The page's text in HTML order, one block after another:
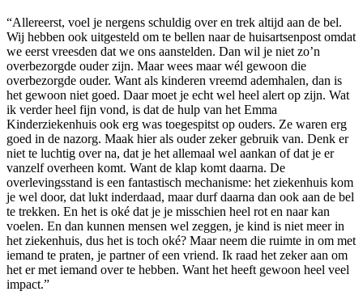
“Allereerst, voel je nergens schuldig over en trek altijd aan de bel.
Wij hebben ook uitgesteld om te bellen naar de huisartsenpost omdat
we eerst vreesden dat we ons aanstelden. Dan wil je niet zo’n
overbezorgde ouder zijn. Maar wees maar wél gewoon die
overbezorgde ouder. Want als kinderen vreemd ademhalen, dan is
het gewoon niet goed. Daar moet je echt wel heel alert op zijn. Wat
ik verder heel fijn vond, is dat de hulp van het Emma
Kinderziekenhuis ook erg was toegespitst op ouders. Ze waren erg
goed in de nazorg. Maak hier als ouder zeker gebruik van. Denk er
niet te luchtig over na, dat je het allemaal wel aankan of dat je er
vanzelf overheen komt. Want de klap komt daarna. De
overlevingsstand is een fantastisch mechanisme: het ziekenhuis kom
je wel door, dat lukt inderdaad, maar durf daarna dan ook aan de bel
te trekken. En het is oké dat je je misschien heel rot en naar kan
voelen. En dan kunnen mensen wel zeggen, je kind is niet meer in
het ziekenhuis, dus het is toch oké? Maar neem die ruimte in om met
iemand te praten, je partner of een vriend. Ik raad het zeker aan om
het er met iemand over te hebben. Want het heeft gewoon heel veel
impact.”